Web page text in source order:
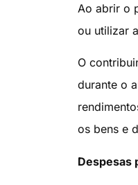
Ao abrir o
ou utilizar
O
durante o
os bens e
Despesas